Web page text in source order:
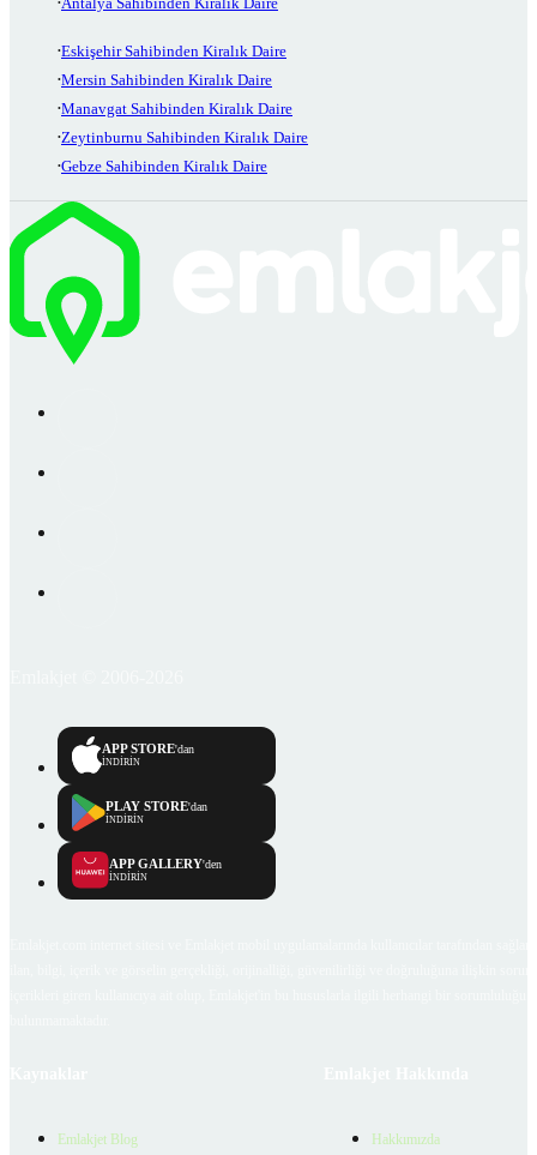
Eskişehir Sahibinden Kiralık Daire
Mersin Sahibinden Kiralık Daire
Manavgat Sahibinden Kiralık Daire
Zeytinburnu Sahibinden Kiralık Daire
Gebze Sahibinden Kiralık Daire
APP STORE'dan
İNDİRİN
PLAY STORE'dan
İNDİRİN
APP GALLERY'den
İNDİRİN
Emlakjet Blog Hakkımızda